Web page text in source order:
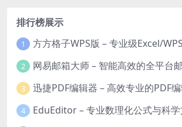
排行榜展示
1
2 网易邮箱大师 – 智能高效的全平台
3
4 EduEditor – 专业数理化公式与科